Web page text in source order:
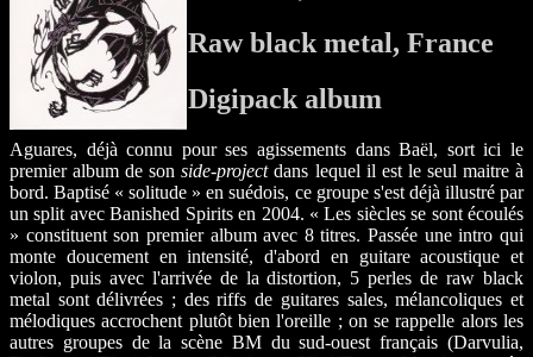
Raw black metal, France
Digipack album
Aguares, déjà connu pour ses agissements dans Baël, sort ici le
premier album de sonside-projectdans lequel il est le seul maitre à
bord. Baptisé « solitude » en suédois, ce groupe s'est déjà illustré par
un split avec Banished Spirits en 2004. « Les siècles se sont écoulés
» constituent son premier album avec 8 titres. Passée une intro qui
monte doucement en intensité, d'abord en guitare acoustique et
violon, puis avec l'arrivée de la distortion, 5 perles de raw black
metal sont délivrées ; des riffs de guitares sales, mélancoliques et
mélodiques accrochent plutôt bien l'oreille ; on se rappelle alors les
autres groupes de la scène BM du sud-ouest français (Darvulia,